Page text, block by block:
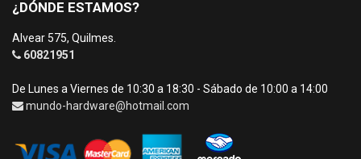
¿DÓNDE ESTAMOS?
Alvear 575, Quilmes.
60821951
De Lunes a Viernes de 10:30 a 18:30 - Sábado de 10:00 a 14:00
mundo-hardware@hotmail.com